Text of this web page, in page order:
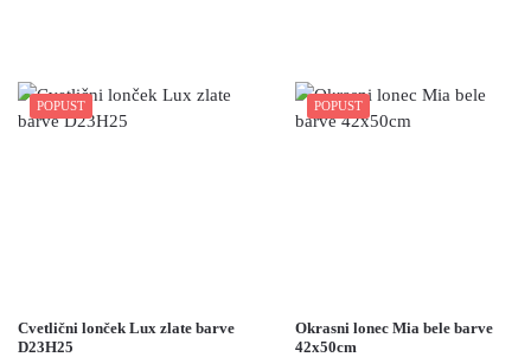
POPUST
Cvetlični lonček Lux zlate barve
D23H25
POPUST
Okrasni lonec Mia bele barve
42x50cm